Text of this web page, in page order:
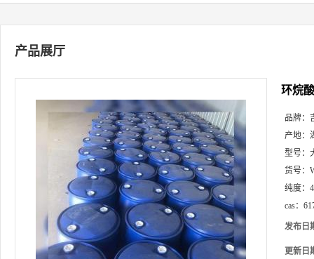
产品展厅
环烷
品牌：
产地：
型号：
货号：
纯度：
cas：
发布日
更新日